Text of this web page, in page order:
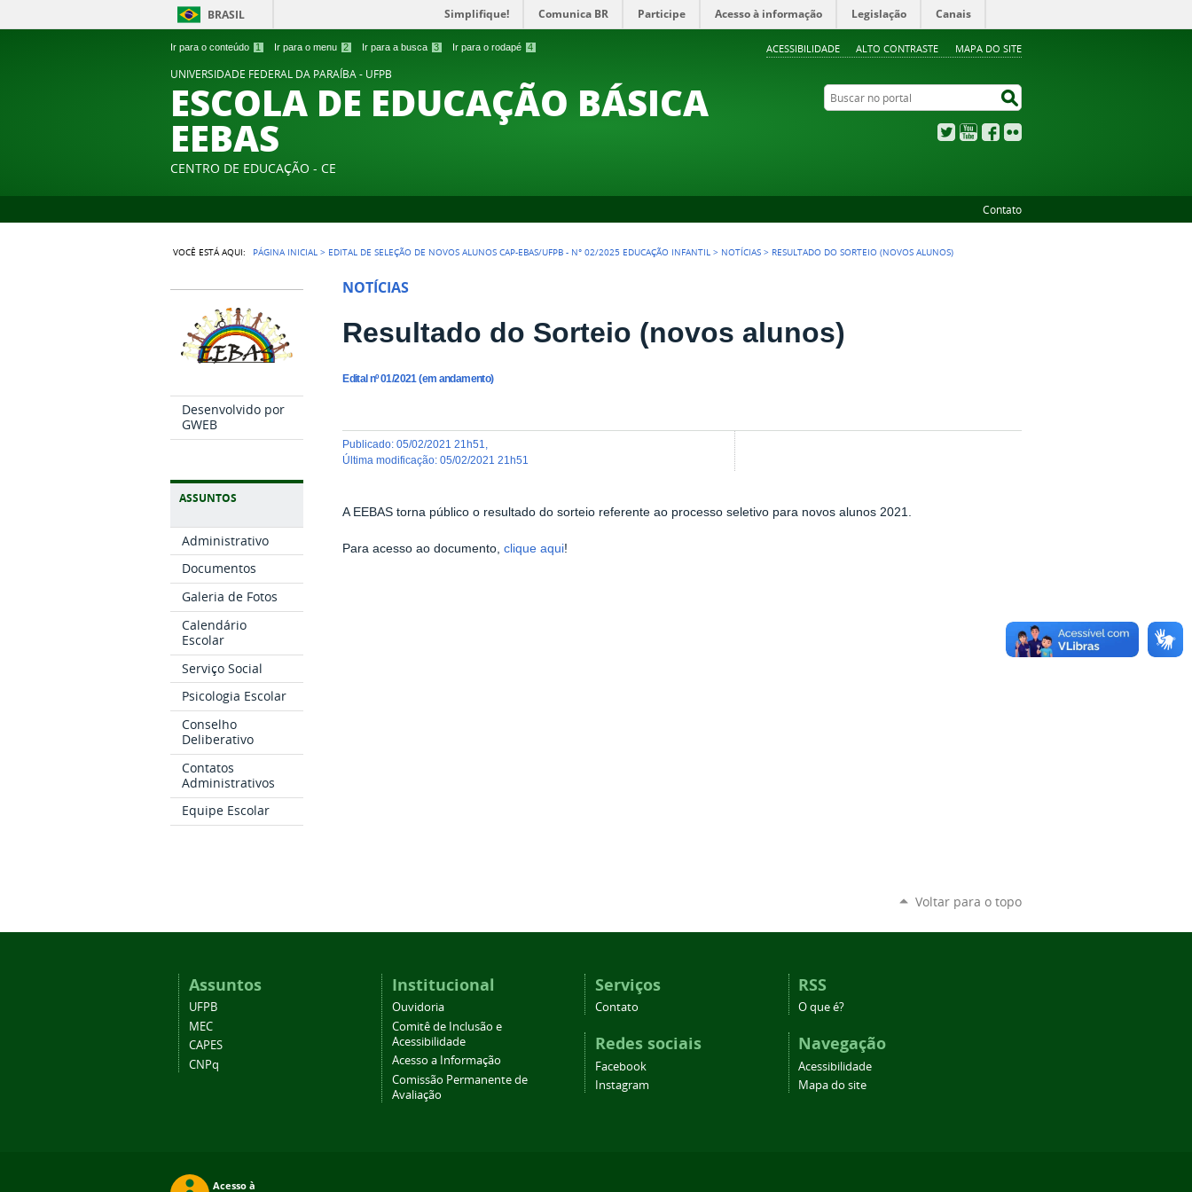
Ir para o conteúdo 1 Ir para o menu 2 Ir para a busca 3 Ir para o rodapé 4 ACESSIBILIDADE ALTO CONTRASTE MAPA DO SITE
BRASIL Simplifique! Comunica BR Participe Acesso à informação Legislação Canais
UNIVERSIDADE FEDERAL DA PARAÍBA - UFPB
ESCOLA DE EDUCAÇÃO BÁSICA
EEBAS
CENTRO DE EDUCAÇÃO - CE
Buscar no portal
TwitterYouTubeFacebook
Contato
VOCÊ ESTÁ AQUI: PÁGINA INICIAL > EDITAL DE SELEÇÃO DE NOVOS ALUNOS CAP-EBAS/UFPB - N° 02/2025 EDUCAÇÃO INFANTIL > NOTÍCIAS > RESULTADO DO SORTEIO (NOVOS ALUNOS)
Desenvolvido por
GWEB
ASSUNTOS
Administrativo
Documentos
Galeria de Fotos
Calendário
Escolar
Serviço Social
Psicologia Escolar
Conselho
Deliberativo
Contatos
Administrativos
Equipe Escolar
NOTÍCIAS
Resultado do Sorteio (novos alunos)
Edital nº 01/2021 (em andamento)
publicado:05/02/2021 21h51
última modificação:05/02/2021 21h51
A EEBAS torna público o resultado do sorteio referente ao processo seletivo para novos alunos 2021.
Para acesso ao documento,clique aqui!
Voltar para o topo
Assuntos
UFPB
MEC
CAPES
CNPq
Institucional
Ouvidoria
Comitê de Inclusão e
Acessibilidade
Acesso a Informação
Comissão Permanente de
Avaliação
Serviços
Contato
Redes sociais
Facebook
Instagram
RSS
O que é?
Navegação
Acessibilidade
Mapa do site